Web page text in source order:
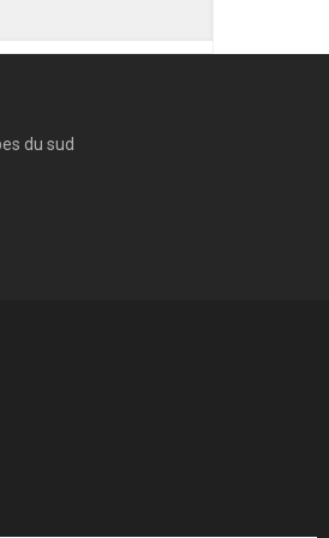
du sud